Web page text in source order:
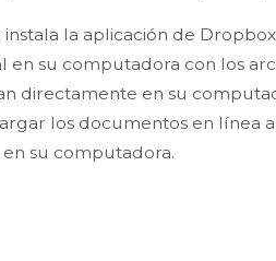
la aplicación de
en su computadora con los
directamente en su
los documentos en línea
su computadora.